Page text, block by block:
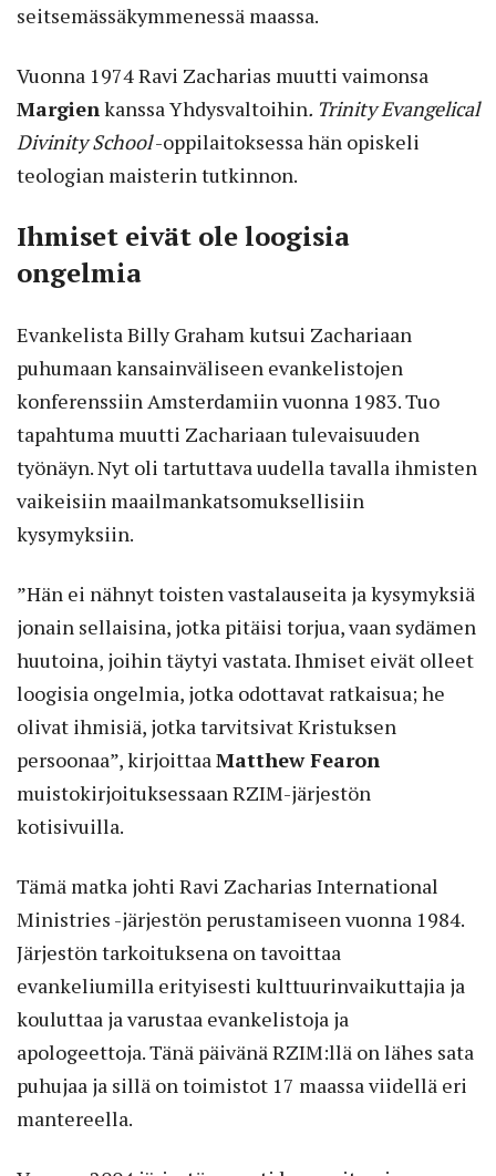
seitsemässäkymmenessä maassa.
Vuonna 1974 Ravi Zacharias muutti vaimonsa
Margien kanssa Yhdysvaltoihin. Trinity Evangelical
Divinity School-oppilaitoksessa hän opiskeli
teologian maisterin tutkinnon.
Ihmiset eivät ole loogisia
ongelmia
Evankelista Billy Graham kutsui Zachariaan
puhumaan kansainväliseen evankelistojen
konferenssiin Amsterdamiin vuonna 1983. Tuo
tapahtuma muutti Zachariaan tulevaisuuden
työnäyn. Nyt oli tartuttava uudella tavalla ihmisten
vaikeisiin maailmankatsomuksellisiin
kysymyksiin.
”Hän ei nähnyt toisten vastalauseita ja kysymyksiä
jonain sellaisina, jotka pitäisi torjua, vaan sydämen
huutoina, joihin täytyi vastata. Ihmiset eivät olleet
loogisia ongelmia, jotka odottavat ratkaisua; he
olivat ihmisiä, jotka tarvitsivat Kristuksen
persoonaa”, kirjoittaa Matthew Fearon
muistokirjoituksessaan RZIM-järjestön
kotisivuilla.
Tämä matka johti Ravi Zacharias International
Ministries -järjestön perustamiseen vuonna 1984.
Järjestön tarkoituksena on tavoittaa
evankeliumilla erityisesti kulttuurinvaikuttajia ja
kouluttaa ja varustaa evankelistoja ja
apologeettoja. Tänä päivänä RZIM:llä on lähes sata
puhujaa ja sillä on toimistot 17 maassa viidellä eri
mantereella.